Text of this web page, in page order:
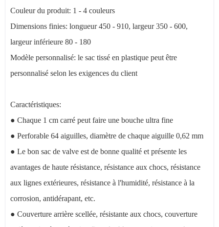
Couleur du produit: 1 - 4 couleurs
Dimensions finies: longueur 450 - 910, largeur 350 - 600,
largeur inférieure 80 - 180
Modèle personnalisé: le sac tissé en plastique peut être
personnalisé selon les exigences du client
Caractéristiques:
● Chaque 1 cm carré peut faire une bouche ultra fine
● Perforable 64 aiguilles, diamètre de chaque aiguille 0,62 mm
● Le bon sac de valve est de bonne qualité et présente les
avantages de haute résistance, résistance aux chocs, résistance
aux lignes extérieures, résistance à l'humidité, résistance à la
corrosion, antidérapant, etc.
● Couverture arrière scellée, résistante aux chocs, couverture